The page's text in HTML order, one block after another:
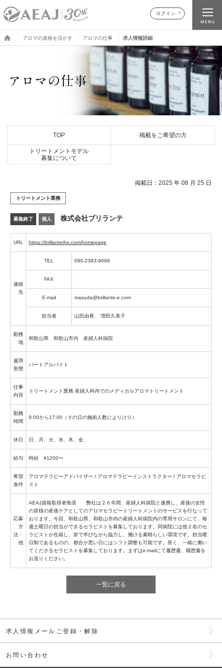
ログイン
アロマの資格を活かす アロマの仕事 求人情報詳細
TOP 掲載をご希望の方
トリートメントモデル
募集について
掲載日：2025 年 08 月 25 日
トリートメント業務
募集終了 個人 株式会社ブリランテ
URL https://brillanteths.com/homepage
連絡
先
TEL 090-2383-9068
FAX
E-mail masuda@brillante-e.com
担当者 山田由香, 増田久美子
勤務
地
和歌山県 和歌山市内 産婦人科病院
雇用
形態
パートアルバイト
仕事
内容
トリートメント業務 産婦人科内でのメディカルアロマトリートメント
勤務
時間
9:00から17:00（その日の施術人数によりけり）
休日 日、月、火、水、木、金、
給与 時給 ¥1200〜
希望
条件
アロマテラピーアドバイザー / アロマテラピーインストラクター / アロマセラピ
スト
応募
方
法・
他
AEAJ資格取得者推奨 弊社は２６年間、産婦人科病院と連携し、産後の女性
の皆様の産後ケアとしてのアロマセラピートリートメントのサービスを行なって
おります。今回、和歌山県、和歌山市内の産婦人科病院内の専用サロンにて、毎
週土曜日の担当ができるセラピストを募集しております。同病院には他２名のセ
ラピストが在籍し、皆で学びながら協力し、働ける素晴らしい環境です。担当曜
日制であるものの、都合が悪い日にはシフト調整も可能です。長く、一緒に働い
てくださるセラピストを募集しております。まずはe-mailにて履歴書、職歴書を
お送りください。
一覧に戻る
求人情報メールご登録・解除
お問い合わせ